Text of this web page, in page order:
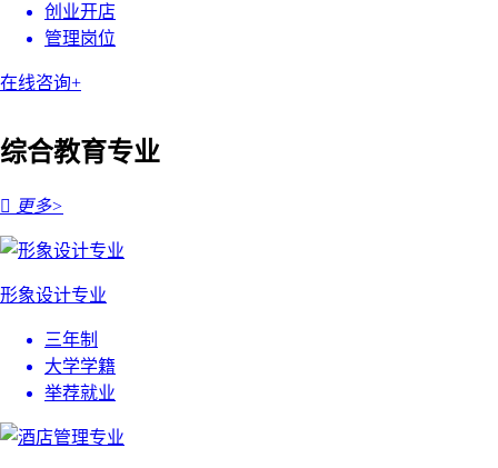
创业开店
管理岗位
在线咨询+
综合教育专业
 更多>
形象设计专业
三年制
大学学籍
举荐就业